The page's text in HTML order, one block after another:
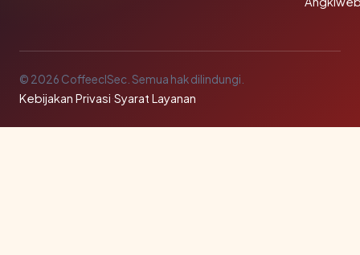
© 2026 CoffeeclSec. Semua hak dilindungi.
Kebijakan Privasi·Syarat Layanan